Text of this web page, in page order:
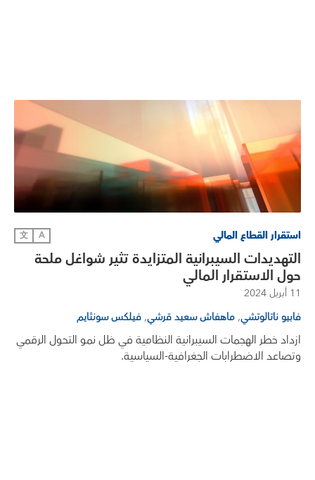
استقرار القطاع المالي A
文
التهديدات السيبرانية المتزايدة تثير شواغل ملحة
حول الاستقرار المالي
11 أبريل 2024
فابيو ناتالوتشي, ماهفاش سعيد قرشي, فيلكس سونثايم
ازداد خطر الهجمات السيبرانية النظامية في ظل نمو التحول الرقمي
وتصاعد الاضطرابات الجغرافية-السياسية.